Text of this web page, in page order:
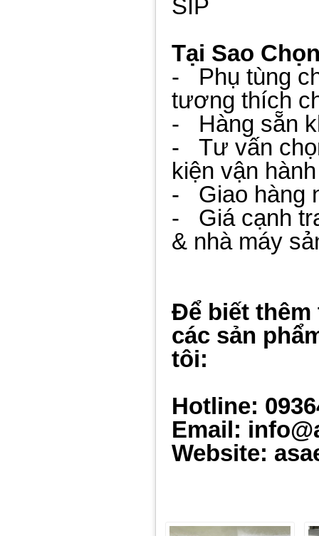
SIP
Tại Sao
- Phụ tùng
tương thích
- Hàng sẵn
- Tư vấn
kiện vận hành
- Giao hàng
- Giá cạnh
& nhà máy
Để biết thêm
các sản
tôi:
Hotline:
Email:
Website: